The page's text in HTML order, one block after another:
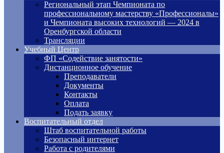
Региональный этап Чемпионата по
профессиональному мастерству «Профессионалы»
и Чемпионата высоких технологий — 2024 в
Оренбургской области
Трансляции
Учебный Центр
ФП «Содействие занятости»
Дистанционное обучение
Преподаватели
Документы
Контакты
Оплата
Подать заявку
Воспитательный отдел
Штаб воспитательной работы
Безопасный интернет
Работа с родителями